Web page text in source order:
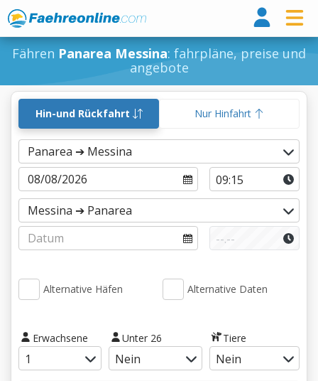
Fähren Panarea Messina: fahrpläne, preise und
angebote
Hin-und Rückfahrt Nur Hinfahrt
Alternative Häfen Alternative Daten
Erwachsene Unter 26 Tiere